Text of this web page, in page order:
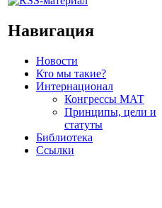
Навигация
Новости
Кто мы такие?
Интернационал
Конгрессы МАТ
Принципы, цели и
статуты
Библиотека
Ссылки